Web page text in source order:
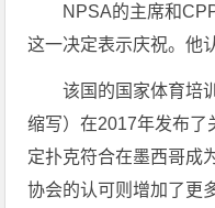
NPSA的主席和
这一决定表示庆祝。他
该国的国家体育培
缩写）在2017年发布了
定扑克符合在墨西哥成
协会的认可则增加了更